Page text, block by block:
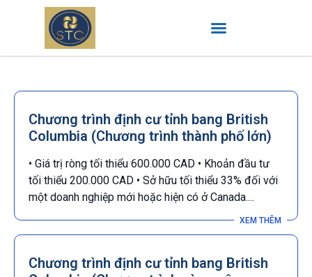
Chương trình định cư tỉnh bang British
Columbia (Chương trình thành phố lớn)
• Giá trị ròng tối thiểu 600.000 CAD • Khoản đầu tư
tối thiểu 200.000 CAD • Sở hữu tối thiểu 33% đối với
một doanh nghiệp mới hoặc hiện có ở Canada....
Chương trình định cư tỉnh bang British